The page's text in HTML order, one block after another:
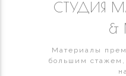
СТУДИЯ
&
Материалы
большим стажем,